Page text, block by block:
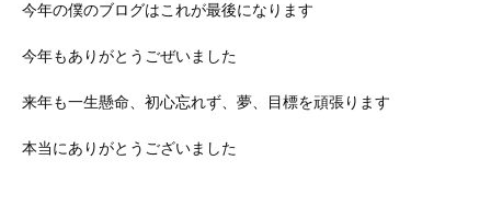
今年の僕のブログはこれが最後になります
今年もありがとうごぜいました
来年も一生懸命、初心忘れず、夢、目標を頑張ります
本当にありがとうございました